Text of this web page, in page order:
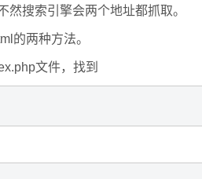
搜索引擎会两个地址都抓取。
的两种方法。
文件，找到